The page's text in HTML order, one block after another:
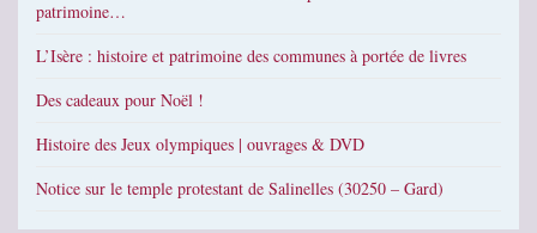
patrimoine…
L’Isère : histoire et patrimoine des communes à portée de livres
Des cadeaux pour Noël !
Histoire des Jeux olympiques | ouvrages & DVD
Notice sur le temple protestant de Salinelles (30250 – Gard)